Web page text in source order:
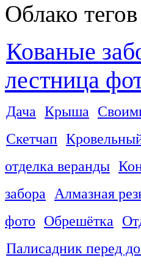
Облако тегов
Кованые
лестница
Дача Крыша
Скетчап
отделка веранды
забора
Алмазная
фото Обрешётка
Палисадник перед